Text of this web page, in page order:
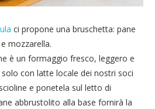
ci propone una bruschetta: pane
mozzarella.
è un formaggio fresco, leggero e
con latte locale dei nostri soci
e ponetela sul letto di
abbrustolito alla base fornirà la